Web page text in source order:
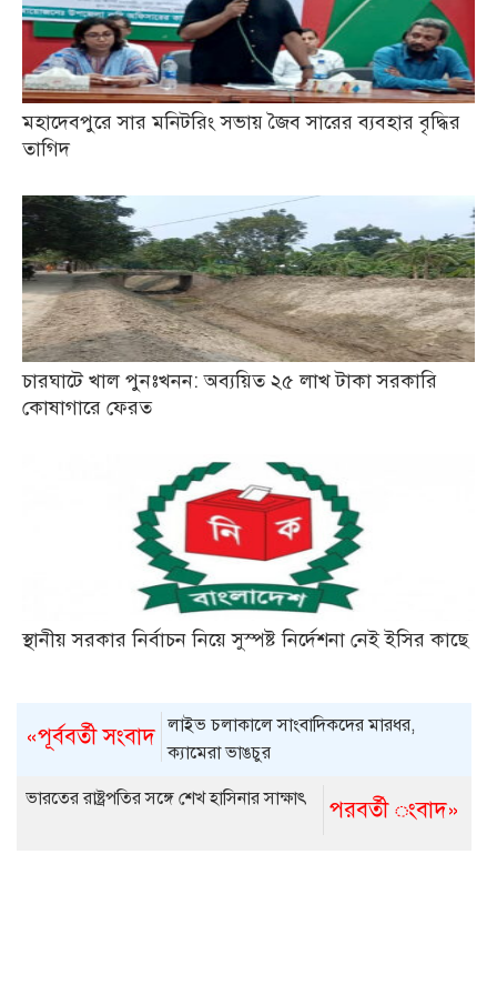
মহাদেবপুরে সার মনিটরিং সভায় জৈব সারের ব্যবহার বৃদ্ধির
তাগিদ
চারঘাটে খাল পুনঃখনন: অব্যয়িত ২৫ লাখ টাকা সরকারি
কোষাগারে ফেরত
স্থানীয় সরকার নির্বাচন নিয়ে সুস্পষ্ট নির্দেশনা নেই ইসির কাছে
«পূর্ববর্তী সংবাদ লাইভ চলাকালে সাংবাদিকদের মারধর,
ক্যামেরা ভাঙচুর
পরবর্তী ংবাদ»
ভারতের রাষ্ট্রপতির সঙ্গে শেখ হাসিনার সাক্ষাৎ